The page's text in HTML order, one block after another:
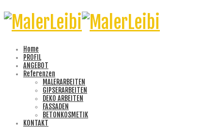
Home
PROFIL
ANGEBOT
Referenzen
MALERARBEITEN
GIPSERARBEITEN
DEKO ARBEITEN
FASSADEN
BETONKOSMETIK
KONTAKT